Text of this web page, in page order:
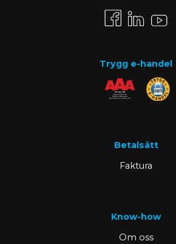
Trygg e-handel
Betalsätt
Faktura
Know-how
Om oss